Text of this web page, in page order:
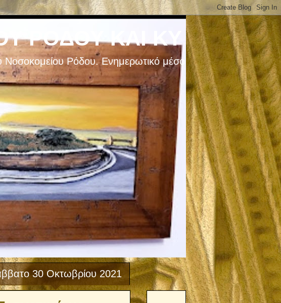
ΡΟΔΟΥ ΚΑΙ ΚΥ
Νοσοκομείου Ρόδου. Ενημερωτικό μέσο
30 Οκτωβρίου 2021